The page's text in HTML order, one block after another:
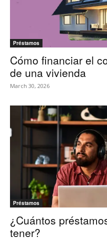
Préstamos
Cómo financiar el
de una vivienda
March 30, 2026
Préstamos
¿Cuántos
tener?